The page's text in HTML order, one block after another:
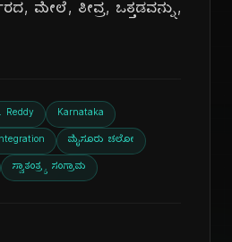
ಮೇಲೆ, ತೀವ್ರ, ಒತ್ತಡವನ್ನು,
Reddy Karnataka
ಮೈಸೂರು ಚಲೋ
ಸ್ವಾತಂತ್ರ್ಯ ಸಂಗ್ರಾಮ